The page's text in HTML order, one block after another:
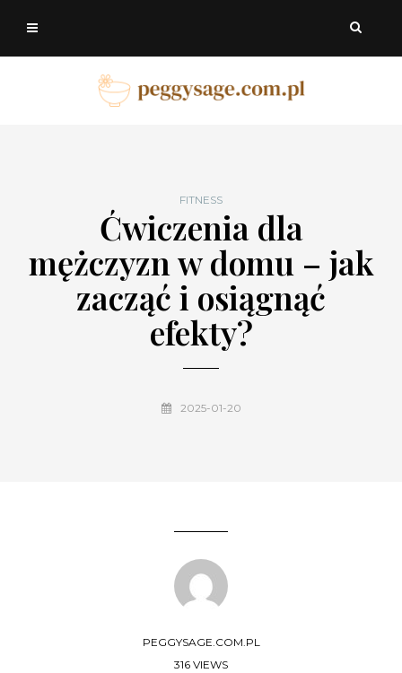
FITNESS
Ćwiczenia dla
mężczyzn w domu – jak
zacząć i osiągnąć
efekty?
2025-01-20
PEGGYSAGE.COM.PL
316 VIEWS